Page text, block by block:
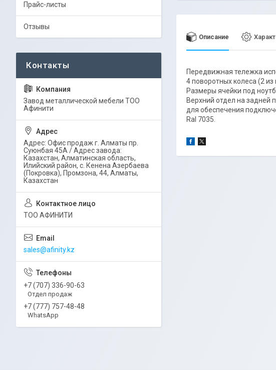
Описание
Передвижная тележка
4 поворотных колеса (2
Размеры ячейки под
Верхний отдел на задней
для обеспечения
Ral 7035.
Прайс-листы
Отзывы
Завод металлической мебели ТОО
Афинити
Адрес: Офис продаж г. Алматы пр.
Суюнбая 45А / Адрес завода:
Казахстан, Алматинская область,
Илийский район, ​с. Кенена Азербаева
(Покровка), Промзона, 44​, Алматы,
Казахстан
ТОО АФИНИТИ
sales@afinity.kz
+7 (707) 336-90-63
Отдел продаж
+7 (777) 757-48-48
WhatsApp